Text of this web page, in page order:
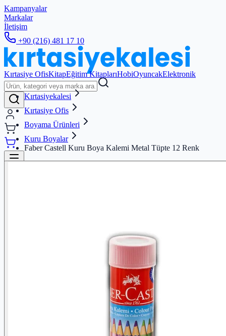
Kampanyalar
Markalar
İletişim
+90 (216) 481 17 10
Kırtasiye OfisKitapEğitim KitaplarıHobiOyuncakElektronik
Kırtasiyekalesi
Kırtasiye Ofis
Boyama Ürünleri
Kuru Boyalar
Faber Castell Kuru Boya Kalemi Metal Tüpte 12 Renk